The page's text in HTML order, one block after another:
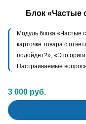
Блок «Частые
Модуль блока «Частые
карточке товара с
подойдёт?», «Это
Настраиваемые
3 000 руб.